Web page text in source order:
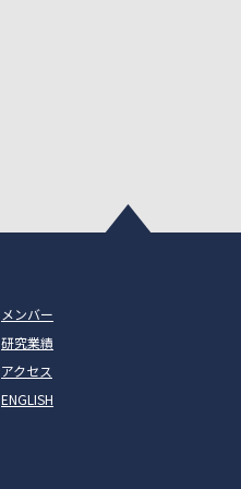
メンバー
研究業績
アクセス
ENGLISH